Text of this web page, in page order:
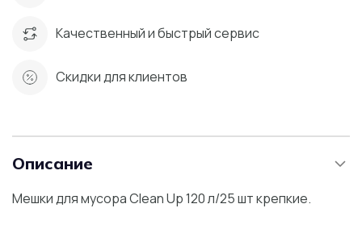
Качественный и быстрый сервис
Скидки для клиентов
Описание
Мешки для мусора Сlean Up 120 л/25 шт крепкие.